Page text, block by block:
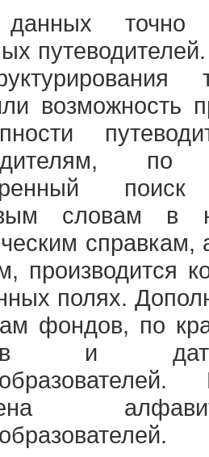
точно
возможность
словам в
производится
полях.
фондов, по
и